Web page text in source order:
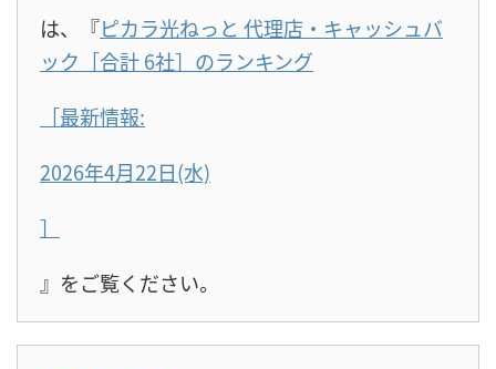
は、『ピカラ光ねっと 代理店・キャッシュバ
ック［合計 6社］のランキング
［最新情報:
2026年4月22日(水)
］
』をご覧ください。